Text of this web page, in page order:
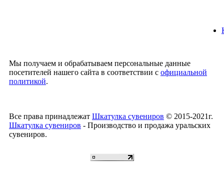
Мы получаем и обрабатываем персональные данные
посетителей нашего сайта в соответствии с официальной
политикой.
Все права принадлежат Шкатулка сувениров © 2015-2021г.
Шкатулка сувениров - Производство и продажа уральских
сувениров.